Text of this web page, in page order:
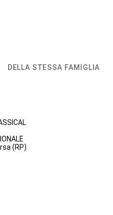
DELLA STESSA FAMIGLIA
(RP)